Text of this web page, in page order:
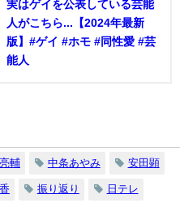
実はゲイを公表している芸能
人がこちら...【2024年最新
版】#ゲイ #ホモ #同性愛 #芸
能人
輔 中条あやみ 安田顕
振り返り 日テレ